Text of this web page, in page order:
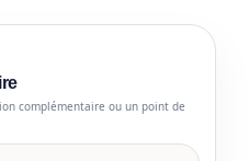
complémentaire ou un point de